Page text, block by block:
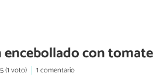
encebollado con tomate
(1 voto)
1 comentario